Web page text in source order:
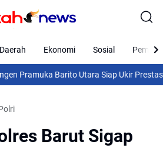
Daerah Ekonomi Sosial
Barito Utara Siap Ukir Prestasi di
Barut Sigap